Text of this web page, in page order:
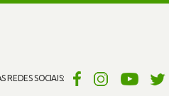
REDES SOCIAIS: